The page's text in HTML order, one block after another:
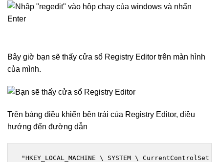
Bây giờ bạn sẽ thấy cửa sổ Registry Editor trên màn hình
của mình.
Trên bảng điều khiển bên trái của Registry Editor, điều
hướng đến đường dẫn
"HKEY_LOCAL_MACHINE \ SYSTEM \